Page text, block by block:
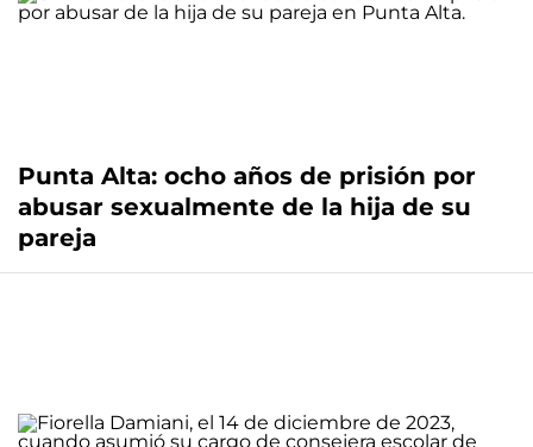
Punta Alta: ocho años de prisión por
abusar sexualmente de la hija de su
pareja